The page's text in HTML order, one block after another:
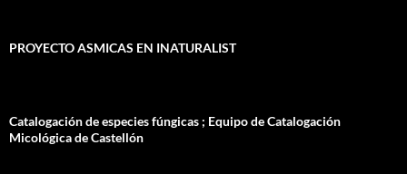
PROYECTO ASMICAS EN INATURALIST
Catalogación de especies fúngicas ; Equipo de Catalogación
Micológica de Castellón